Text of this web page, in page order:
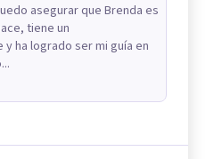
asegurar que Brenda es
tiene un
ha logrado ser mi guía en